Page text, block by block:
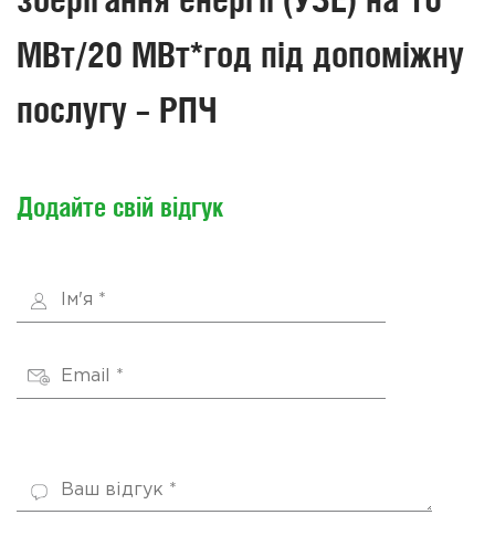
МВт/20 МВт*год під допоміжну
послугу – РПЧ
Додайте свій відгук